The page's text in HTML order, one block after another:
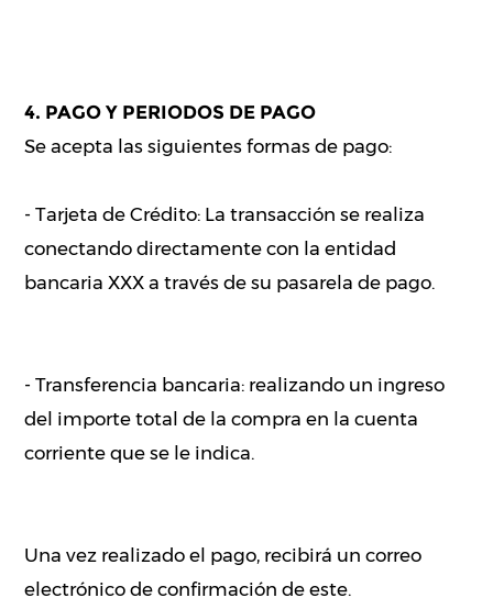
4. PAGO Y PERIODOS DE PAGO
Se acepta las siguientes formas de pago:
- Tarjeta de Crédito: La transacción se realiza
conectando directamente con la entidad
bancaria XXX a través de su pasarela de pago.
- Transferencia bancaria: realizando un ingreso
del importe total de la compra en la cuenta
corriente que se le indica.
Una vez realizado el pago, recibirá un correo
electrónico de confirmación de este.